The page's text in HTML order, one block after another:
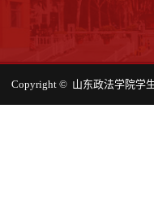
Copyright © 山东政法学院学